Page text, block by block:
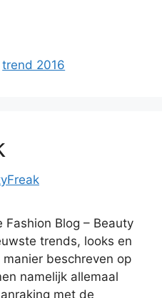
trend 2016
Fashion Blog – Beauty
trends, looks en
beschreven op
namelijk allemaal
met de